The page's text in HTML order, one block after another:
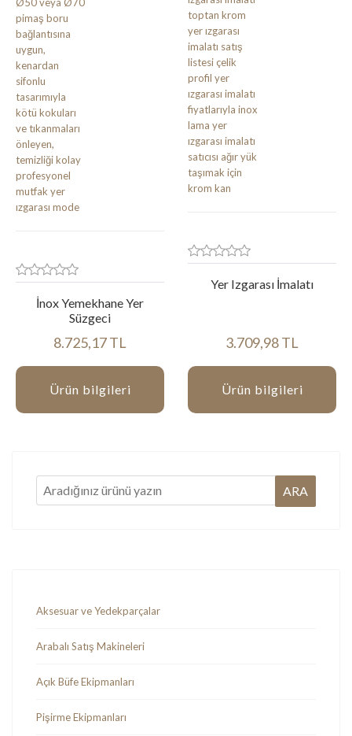
İnox Yemekhane Yer
Süzgeci
8.725,17 TL
Ürün bilgileri
Yer Izgarası İmalatı
3.709,98 TL
Ürün bilgileri
Aksesuar ve Yedekparçalar
Arabalı Satış Makineleri
Açık Büfe Ekipmanları
Pişirme Ekipmanları